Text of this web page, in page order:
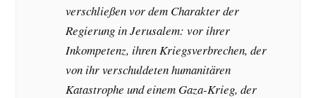
verschließen vor dem Charakter der
Regierung in Jerusalem: vor ihrer
Inkompetenz, ihren Kriegsverbrechen, der
von ihr verschuldeten humanitären
Katastrophe und einem Gaza-Krieg, der